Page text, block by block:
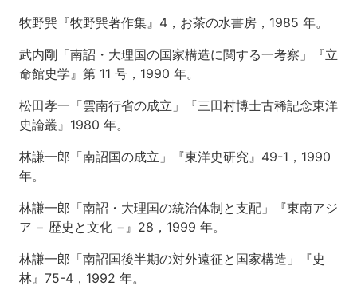
南
経
と
西
民
族
第
回
隋
唐
の
雲
南
牧野巽『牧野巽著作集』4，お茶の水書房，1985 年。
武内剛「南詔・大理国の国家構造に関する一考察」『立
命館史学』第 11 号，1990 年。
松田孝一「雲南行省の成立」『三田村博士古稀記念東洋
史論叢』1980 年。
林謙一郎「南詔国の成立」『東洋史研究』49-1，1990
年。
林謙一郎「南詔・大理国の統治体制と支配」『東南アジ
ア − 歴史と文化 −』28，1999 年。
林謙一郎「南詔国後半期の対外遠征と国家構造」『史
林』75-4，1992 年。